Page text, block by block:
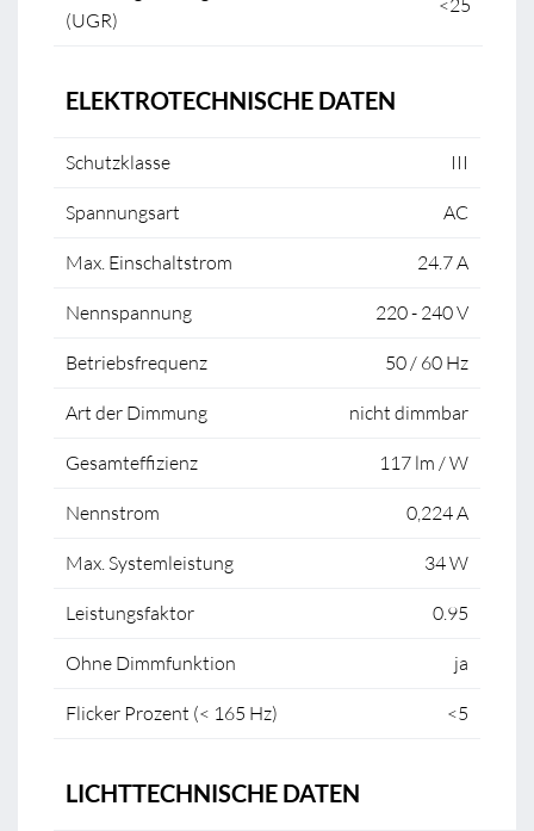
(UGR)
<25
ELEKTROTECHNISCHE DATEN
Schutzklasse III
Spannungsart AC
Max. Einschaltstrom 24.7 A
Nennspannung 220 - 240 V
Betriebsfrequenz 50 / 60 Hz
Art der Dimmung nicht dimmbar
Gesamteffizienz 117 lm / W
Nennstrom 0,224 A
Max. Systemleistung 34 W
Leistungsfaktor 0.95
Ohne Dimmfunktion ja
Flicker Prozent (< 165 Hz) <5
LICHTTECHNISCHE DATEN